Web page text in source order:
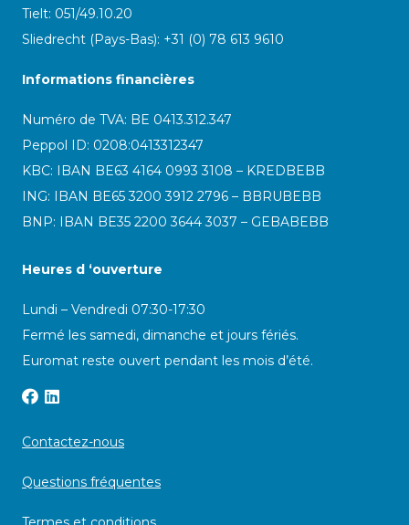
Tielt: 051/49.10.20
Sliedrecht (Pays-Bas): +31 (0) 78 613 9610
Informations financières
Numéro de TVA: BE 0413.312.347
Peppol ID: 0208:0413312347
KBC: IBAN BE63 4164 0993 3108 – KREDBEBB
ING: IBAN BE65 3200 3912 2796 – BBRUBEBB
BNP: IBAN BE35 2200 3644 3037 – GEBABEBB
Heures d ‘ouverture
Lundi – Vendredi 07:30-17:30
Fermé les samedi, dimanche et jours fériés.
Euromat reste ouvert pendant les mois d’été.
Contactez-nous
Questions fréquentes